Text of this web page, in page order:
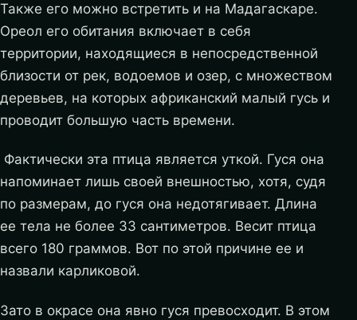
Также его можно встретить и на Мадагаскаре.
Ореол его обитания включает в себя
территории, находящиеся в непосредственной
близости от рек, водоемов и озер, с множеством
деревьев, на которых африканский малый гусь и
проводит большую часть времени.
Фактически эта птица является уткой. Гуся она
напоминает лишь своей внешностью, хотя, судя
по размерам, до гуся она недотягивает. Длина
ее тела не более 33 сантиметров. Весит птица
всего 180 граммов. Вот по этой причине ее и
назвали карликовой.
Зато в окрасе она явно гуся превосходит. В этом